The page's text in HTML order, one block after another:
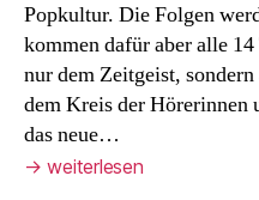
Popkultur. Die Folgen
kommen dafür aber alle
nur dem Zeitgeist,
dem Kreis der Hörerinnen
das neue…
→ weiterlesen